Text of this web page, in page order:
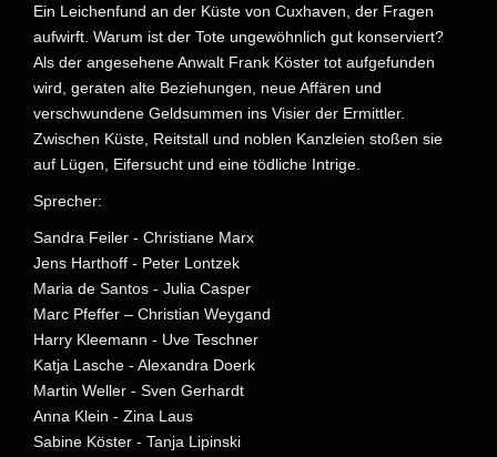
Ein Leichenfund an der Küste von Cuxhaven, der Fragen
aufwirft. Warum ist der Tote ungewöhnlich gut konserviert?
Als der angesehene Anwalt Frank Köster tot aufgefunden
wird, geraten alte Beziehungen, neue Affären und
verschwundene Geldsummen ins Visier der Ermittler.
Zwischen Küste, Reitstall und noblen Kanzleien stoßen sie
auf Lügen, Eifersucht und eine tödliche Intrige.
Sprecher:
Sandra Feiler - Christiane Marx
Jens Harthoff - Peter Lontzek
Maria de Santos - Julia Casper
Marc Pfeffer – Christian Weygand
Harry Kleemann - Uve Teschner
Katja Lasche - Alexandra Doerk
Martin Weller - Sven Gerhardt
Anna Klein - Zina Laus
Sabine Köster - Tanja Lipinski